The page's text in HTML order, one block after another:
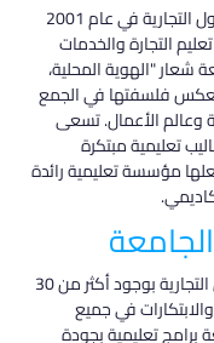
التجارة والخدمات
شعار "الهوية المحلية،
يعكس فلسفتها في الجمع
وعالم الأعمال. تسعى
تعليمية مبتكرة
مؤسسة تعليمية رائدة
في جميع
برامج تعليمية بجودة